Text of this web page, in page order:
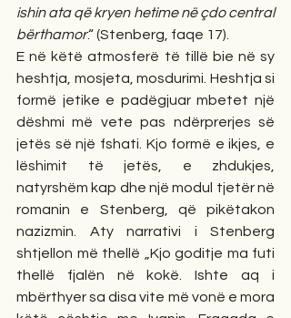
ishin ata që kryen hetime në çdo central
bërthamor.“ (Stenberg, faqe 17).
E në këtë atmosferë të tillë bie në sy
heshtja, mosjeta, mosdurimi. Heshtja si
formë jetike e padëgjuar mbetet një
dëshmi më vete pas ndërprerjes së
jetës së një fshati. Kjo formë e ikjes, e
lëshimit të jetës, e zhdukjes,
natyrshëm kap dhe një modul tjetër në
romanin e Stenberg, që pikëtakon
nazizmin. Aty narrativi i Stenberg
shtjellon më thellë „Kjo goditje ma futi
thellë fjalën në kokë. Ishte aq i
mbërthyer sa disa vite më vonë e mora